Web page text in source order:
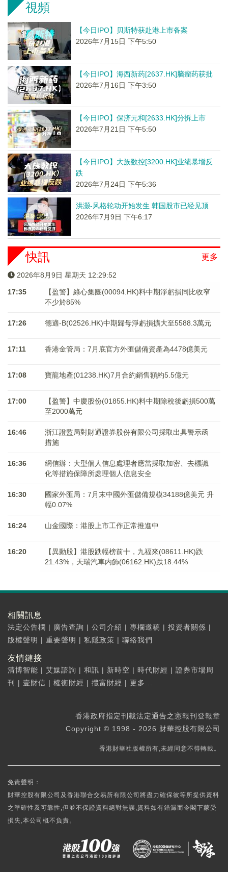
視頻
【今日IPO】贝斯特获赴港上市备案
2026年7月15日 下午5:50
【今日IPO】海西新药[2637.HK]脑瘤药获批
2026年7月16日 下午3:50
【今日IPO】保济元和[2633.HK]分拆上市
2026年7月21日 下午5:50
【今日IPO】大族数控[3200.HK]业绩暴增反
跌
2026年7月24日 下午5:36
洪灏-风格轮动开始发生 韩国股市已经见顶
2026年7月9日 下午6:17
更多
快訊
2026年8月9日 星期天 12:29:52
17:35
【盈警】綠心集團(00094.HK)料中期淨虧損同比收窄
不少於85%
17:26 德適-B(02526.HK)中期歸母淨虧損擴大至5588.3萬元
17:11 香港金管局：7月底官方外匯儲備資產為4478億美元
17:08 寶龍地產(01238.HK)7月合約銷售額約5.5億元
17:00
【盈警】中慶股份(01855.HK)料中期除稅後虧損500萬
至2000萬元
16:46
浙江證監局對財通證券股份有限公司採取出具警示函
措施
16:36
網信辦：大型個人信息處理者應當採取加密、去標識
化等措施保障所處理個人信息安全
16:30
國家外匯局：7月末中國外匯儲備規模34188億美元 升
幅0.07%
16:24 山金國際：港股上市工作正常推進中
16:20
【異動股】港股跌幅榜前十，九福來(08611.HK)跌
21.43%，天瑞汽車内飾(06162.HK)跌18.44%
相關訊息
法定公告欄 | 廣告查詢 | 公司介紹 | 專欄邀稿 | 投資者關係 |
版權聲明 | 重要聲明 | 私隱政策 | 聯絡我們
友情鏈接
清博智能 | 艾媒諮詢 | 和訊 | 新時空 | 時代財經 | 證券市場周
刊
| 壹財信 | 權衡財經 | 攬富財經 | 更多...
香港政府指定刊載法定通告之憲報刊登報章
Copyright © 1998 - 2026 財華控股有限公司
香港財華社版權所有,未經同意不得轉載。
免責聲明：
財華控股有限公司及香港聯合交易所有限公司將盡力確保彼等所提供資料
之準確性及可靠性,但並不保證資料絕對無誤,資料如有錯漏而令閣下蒙受
損失,本公司概不負責。